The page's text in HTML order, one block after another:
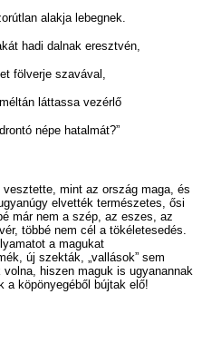
alakja lebegnek.
hadi dalnak eresztvén,
fölverje szavával,
láttassa vezérlő
népe hatalmát?”
mint az ország maga, és
elvették természetes, ősi
már nem a szép, az eszes, az
többé nem cél a tökéletesedés.
a magukat
új szekták, „vallások” sem
hiszen maguk is ugyanannak
a köpönyegéből bújtak elő!